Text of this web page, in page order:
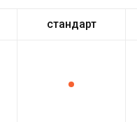
стандарт